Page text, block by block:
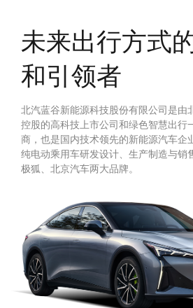
未来出行方式
和引领者
北汽蓝谷新能源科技股份有限公司是由
控股的高科技上市公司和绿色智慧出行
商，也是国内技术领先的新能源汽车企
纯电动乘用车研发设计、生产制造与销
极狐、北京汽车两大品牌。